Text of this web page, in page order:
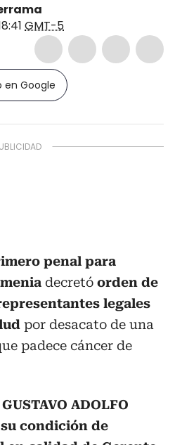
GMT-5
en Google
penal para
decretó orden de
legales
por desacato de una
padece cáncer de
GUSTAVO ADOLFO
su condición de